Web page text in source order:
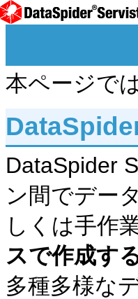
本ページで
DataSpider
ン間でデー
しくは手作
スで作成す
多種多様な